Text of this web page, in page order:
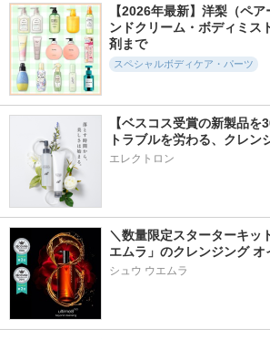
【2026年最新】洋梨（ペ
ンドクリーム・ボディミス
剤まで
スペシャルボディケア・パーツ
【ベスコス受賞の新製品
トラブルを労わる、クレン
エレクトロン
＼数量限定スターターキッ
エムラ」のクレンジング オ
シュウ ウエムラ